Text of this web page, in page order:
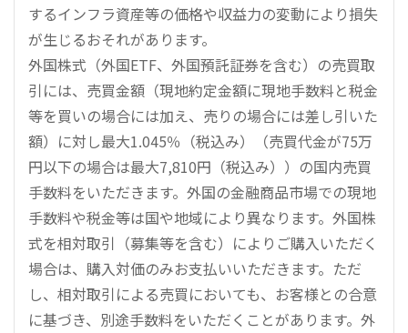
するインフラ資産等の価格や収益力の変動により損失
が生じるおそれがあります。
外国株式（外国ETF、外国預託証券を含む）の売買取
引には、売買金額（現地約定金額に現地手数料と税金
等を買いの場合には加え、売りの場合には差し引いた
額）に対し最大1.045％（税込み）（売買代金が75万
円以下の場合は最大7,810円（税込み））の国内売買
手数料をいただきます。外国の金融商品市場での現地
手数料や税金等は国や地域により異なります。外国株
式を相対取引（募集等を含む）によりご購入いただく
場合は、購入対価のみお支払いいただきます。ただ
し、相対取引による売買においても、お客様との合意
に基づき、別途手数料をいただくことがあります。外